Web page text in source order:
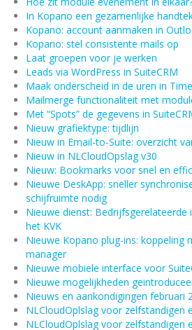
In Kopano een gezamenlijke
Kopano: account aanmaken in
Kopano: stel consistente mails op
Laat groepen voor je werken
Leads via WordPress in SuiteCRM
Maak onderscheid in de uren in
Mailmerge functionaliteit met
Met “Spots” de gegevens in
Nieuw grafiektype: tijdlijn
Nieuw in Email-to-Suite: overzicht
Nieuw in NLCloudOpslag v30
Nieuw: Bookmarks voor snel en
Nieuwe DeskApp: sneller
schijfruimte nodig
Nieuwe dienst: Bedrijfsgerelateerde
het KVK
Nieuwe Kopano plug-ins: koppeling
manager
Nieuwe mobiele interface voor
Nieuwe mogelijkheden
Nieuws en aankondigingen februari
NLCloudOplslag voor zelfstandigen
NLCloudOplslag voor zelfstandigen